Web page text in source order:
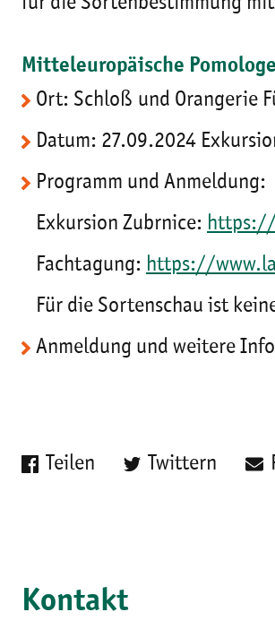
Mitteleuropäische
Ort: Schloß und Orangerie
Datum: 27.09.2024
Programm und Anmeldung:
Exkursion Zubrnice: https://
Fachtagung: https://
Für die Sortenschau ist
Anmeldung und weitere
Teilen Twittern
Kontakt